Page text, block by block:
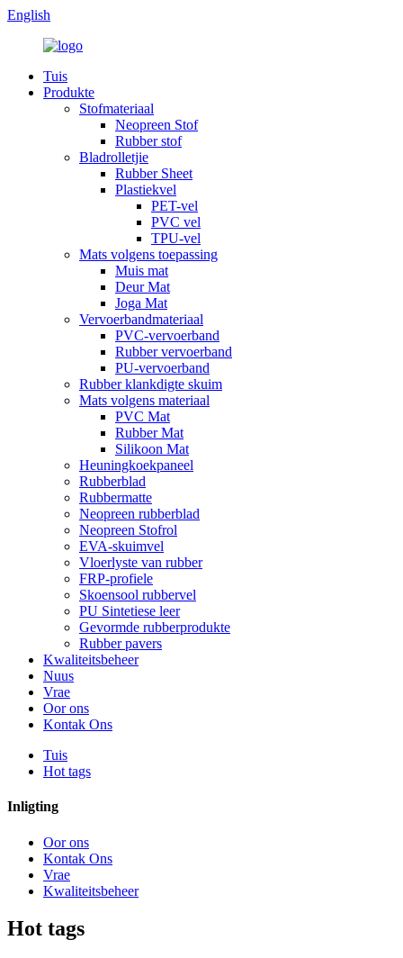
English
Tuis
Produkte
Stofmateriaal
Neopreen Stof
Rubber stof
Bladrolletjie
Rubber Sheet
Plastiekvel
PET-vel
PVC vel
TPU-vel
Mats volgens toepassing
Muis mat
Deur Mat
Joga Mat
Vervoerbandmateriaal
PVC-vervoerband
Rubber vervoerband
PU-vervoerband
Rubber klankdigte skuim
Mats volgens materiaal
PVC Mat
Rubber Mat
Silikoon Mat
Heuningkoekpaneel
Rubberblad
Rubbermatte
Neopreen rubberblad
Neopreen Stofrol
EVA-skuimvel
Vloerlyste van rubber
FRP-profiele
Skoensool rubbervel
PU Sintetiese leer
Gevormde rubberprodukte
Rubber pavers
Kwaliteitsbeheer
Nuus
Vrae
Oor ons
Kontak Ons
Tuis
Hot tags
Inligting
Oor ons
Kontak Ons
Vrae
Kwaliteitsbeheer
Hot tags